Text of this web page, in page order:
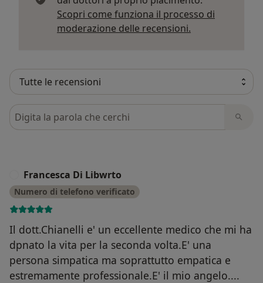
Scopri come funziona il processo di
moderazione delle recensioni.
Cerca nelle recensioni
Francesca Di Libwrto
Numero di telefono verificato
Il dott.Chianelli e' un eccellente medico che mi ha
dpnato la vita per la seconda volta.E' una
persona simpatica ma soprattutto empatica e
estremamente professionale.E' il mio angelo....